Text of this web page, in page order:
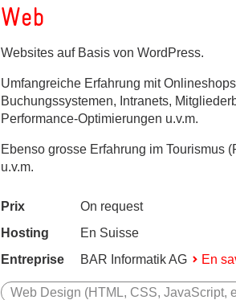
Web
Websites auf Basis von WordPress.
Umfangreiche Erfahrung mit
Buchungssystemen, Intranets,
Performance-Optimierungen u.v.m.
Ebenso grosse Erfahrung im Tourismus
u.v.m.
Prix
On request
Hosting
En Suisse
Entreprise
BAR Informatik AG En
Web Design (HTML, CSS, JavaScript,